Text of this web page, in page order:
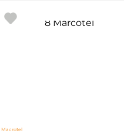
Macrotel